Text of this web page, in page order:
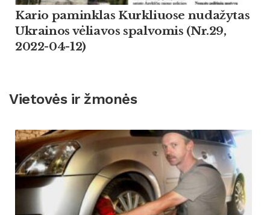
Kario paminklas Kurkliuose nudažytas
Ukrainos vėliavos spalvomis (Nr.29,
2022-04-12)
Vietovės ir žmonės